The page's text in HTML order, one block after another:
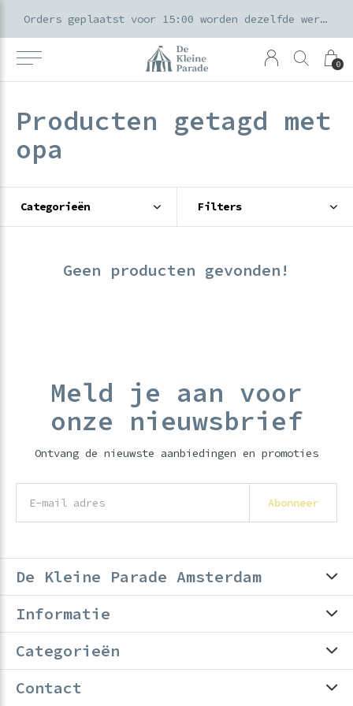
0
Orders geplaatst voor 15:00 worden dezelfde werkdag verzonden
Producten getagd met
opa
Categorieën Filters
Geen producten gevonden!
Meld je aan voor
onze nieuwsbrief
Ontvang de nieuwste aanbiedingen en promoties
Abonneer
De Kleine Parade Amsterdam
Informatie
Categorieën
Contact